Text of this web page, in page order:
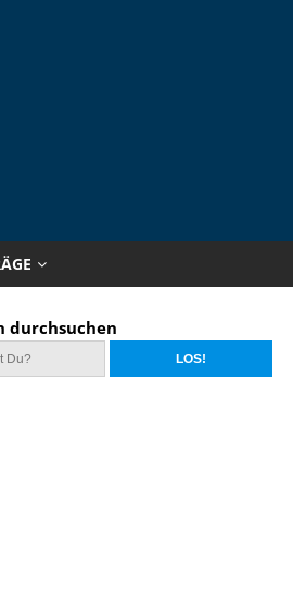
durchsuchen